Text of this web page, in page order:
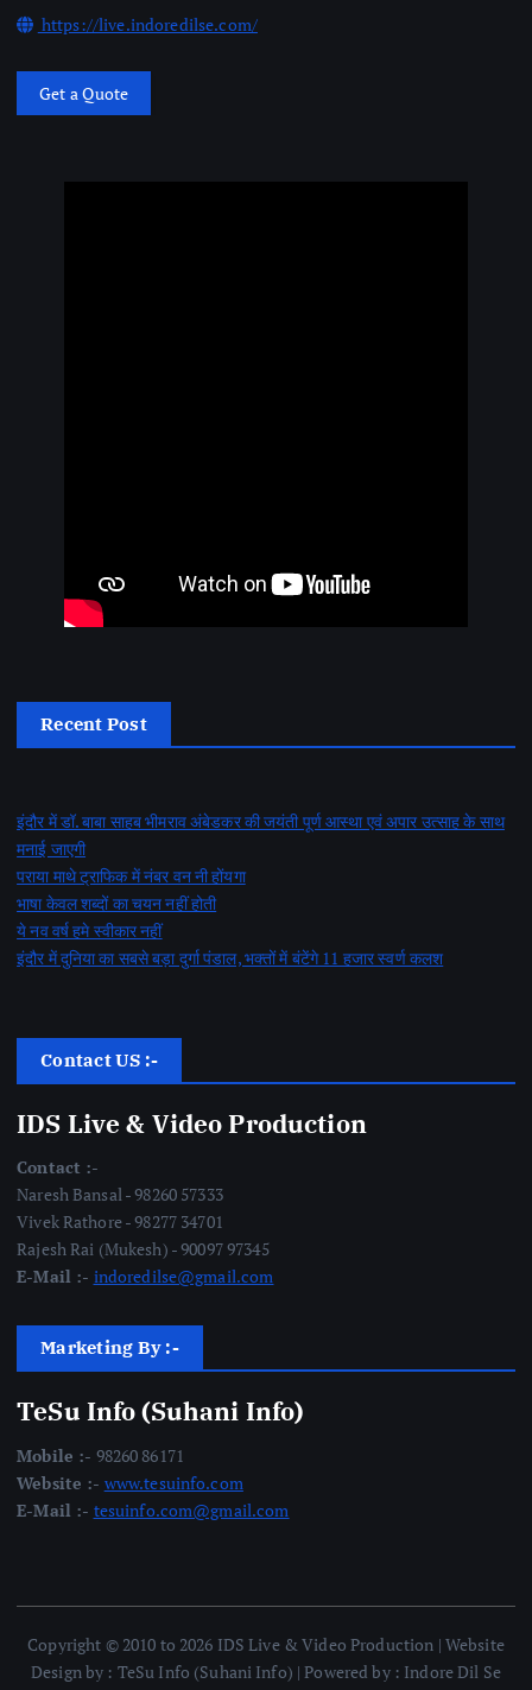
https://live.indoredilse.com/
Get a Quote
Recent Post
इंदौर में डॉ. बाबा साहब भीमराव अंबेडकर की जयंती पूर्ण आस्था एवं अपार उत्साह के साथ
मनाई जाएगी
पराया माथे ट्राफिक में नंबर वन नी होंयगा
भाषा केवल शब्दों का चयन नहीं होती
ये नव वर्ष हमे स्वीकार नहीं
इंदौर में दुनिया का सबसे बड़ा दुर्गा पंडाल, भक्तों में बंटेंगे 11 हजार स्वर्ण कलश
Contact US :-
IDS Live & Video Production
Contact :-
Naresh Bansal - 98260 57333
Vivek Rathore - 98277 34701
Rajesh Rai (Mukesh) - 90097 97345
E-Mail :- indoredilse@gmail.com
Marketing By :-
TeSu Info (Suhani Info)
Mobile :- 98260 86171
Website :- www.tesuinfo.com
E-Mail :- tesuinfo.com@gmail.com
Copyright © 2010 to 2026 IDS Live & Video Production | Website
Design by : TeSu Info (Suhani Info) | Powered by : Indore Dil Se